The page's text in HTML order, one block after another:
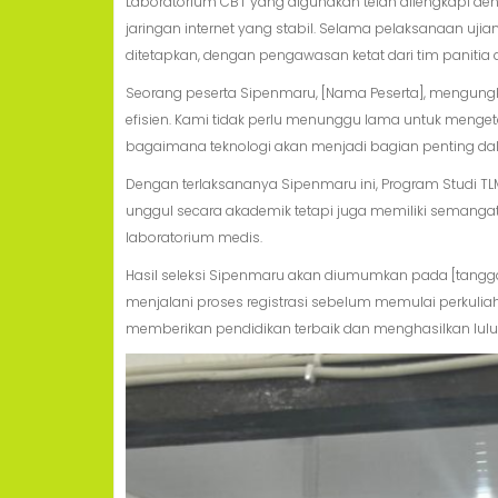
jaringan internet yang stabil. Selama pelaksanaan
ditetapkan, dengan pengawasan ketat dari tim panitia
Seorang peserta Sipenmaru, [Nama Peserta],
efisien. Kami tidak perlu menunggu lama untuk
bagaimana teknologi akan menjadi bagian penting
Dengan terlaksananya Sipenmaru ini, Program Studi
unggul secara akademik tetapi juga memiliki
laboratorium medis.
Hasil seleksi Sipenmaru akan diumumkan pada
menjalani proses registrasi sebelum memulai
memberikan pendidikan terbaik dan menghasilkan